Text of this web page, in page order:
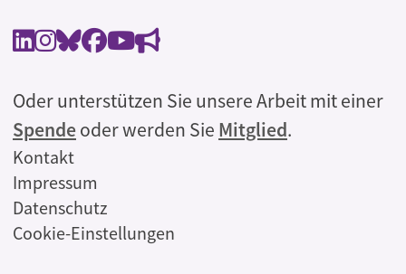
Oder unterstützen Sie unsere Arbeit mit einer
Spendeoder werden Sie Mitglied.
Rechtliches
Kontakt
Impressum
Datenschutz
Cookie-Einstellungen